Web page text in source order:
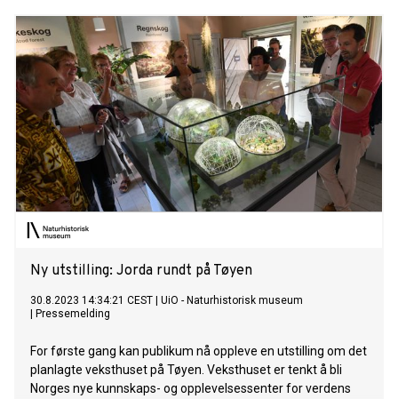
Ny utstilling: Jorda rundt på Tøyen
30.8.2023 14:34:21 CEST
UiO - Naturhistorisk museum
Pressemelding
For første gang kan publikum nå oppleve en utstilling om det
planlagte veksthuset på Tøyen. Veksthuset er tenkt å bli
Norges nye kunnskaps- og opplevelsessenter for verdens